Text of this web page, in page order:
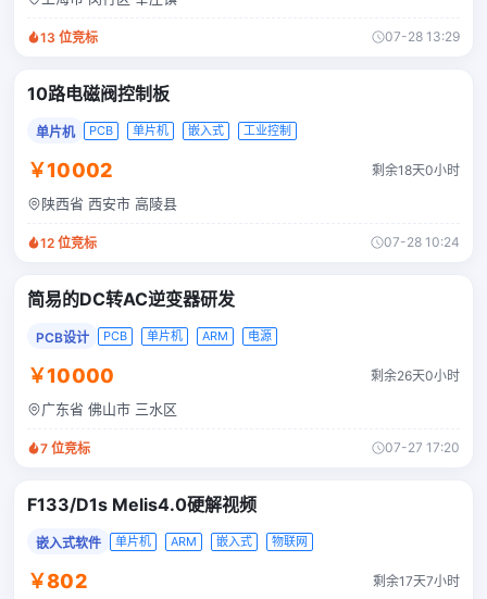
13 位竞标 07-28 13:29
10路电磁阀控制板
单片机 PCB 单片机 嵌入式 工业控制
￥10002 剩余18天0小时
陕西省 西安市 高陵县
12 位竞标 07-28 10:24
简易的DC转AC逆变器研发
PCB设计 PCB 单片机 ARM 电源
￥10000 剩余26天0小时
广东省 佛山市 三水区
7 位竞标 07-27 17:20
F133/D1s Melis4.0硬解视频
嵌入式软件 单片机 ARM 嵌入式 物联网
￥802 剩余17天7小时